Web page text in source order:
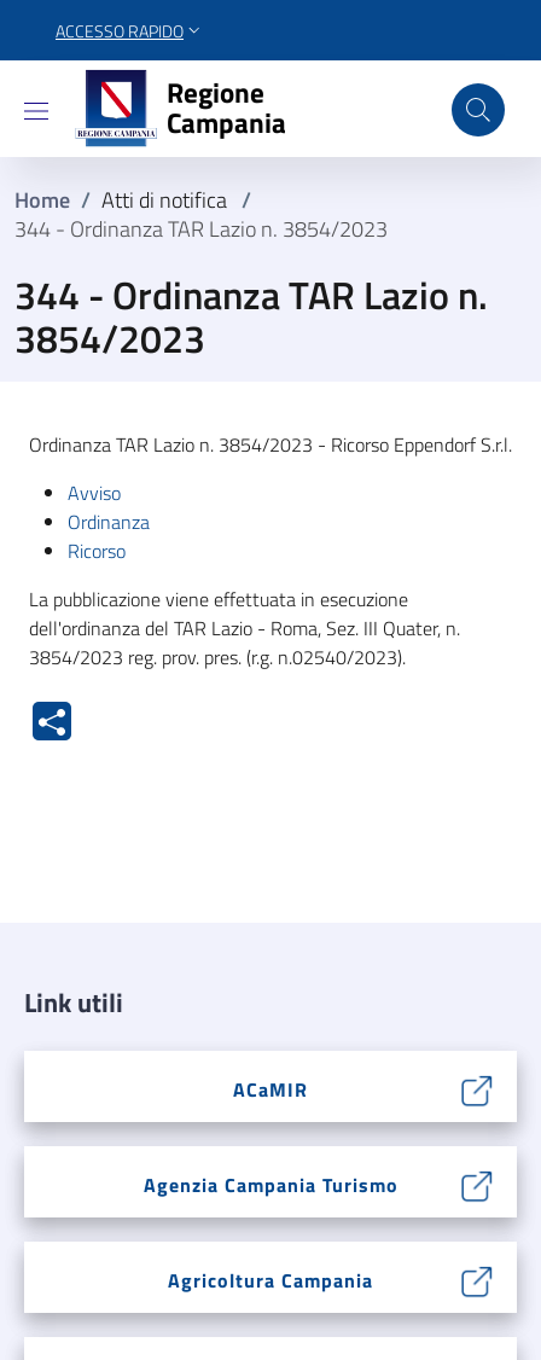
ACCESSO RAPIDO
Regione Campania
Regione
Campania
Home / Atti di notifica /
344 - Ordinanza TAR Lazio n. 3854/2023
344 - Ordinanza TAR Lazio n.
3854/2023
Ordinanza TAR Lazio n. 3854/2023 - Ricorso Eppendorf S.r.l.
Avviso
Ordinanza
Ricorso
La pubblicazione viene effettuata in esecuzione
dell'ordinanza del TAR Lazio - Roma, Sez. III Quater, n.
3854/2023 reg. prov. pres. (r.g. n.02540/2023).
Link utili
ACaMIR
Agenzia Campania Turismo
Agricoltura Campania